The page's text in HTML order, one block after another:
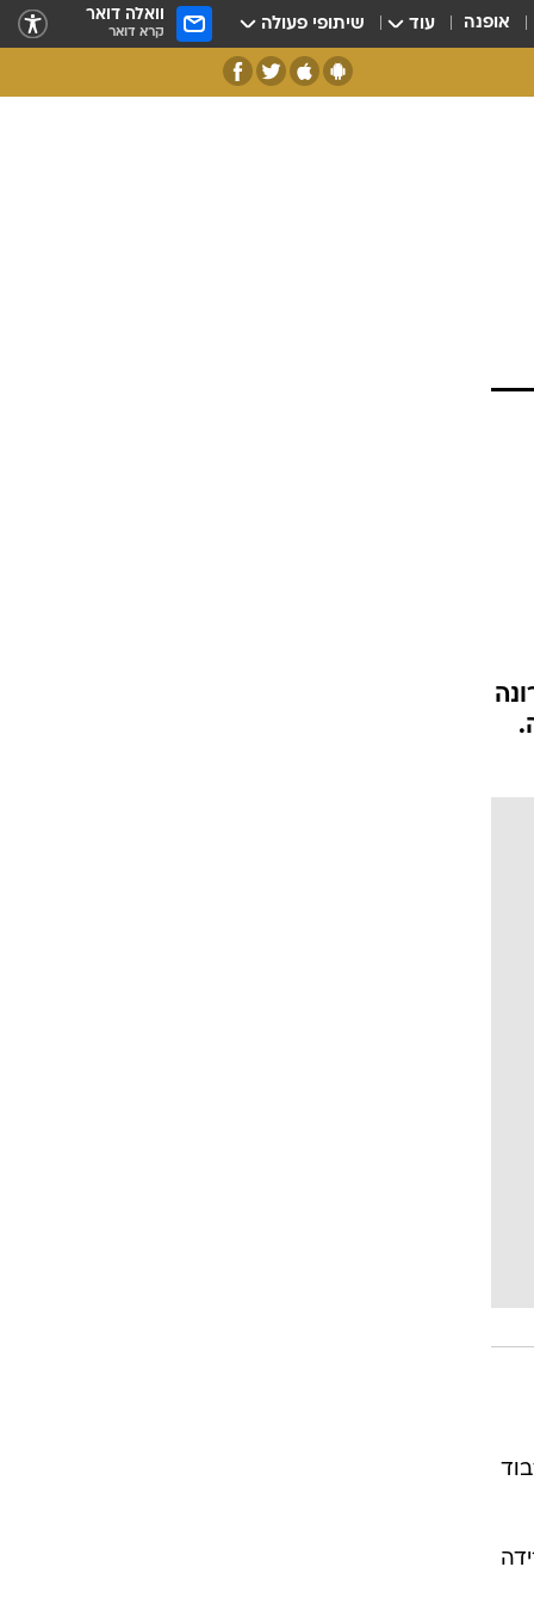
אופנה עוד שיתופי פעולה וואלה דואר
קרא דואר